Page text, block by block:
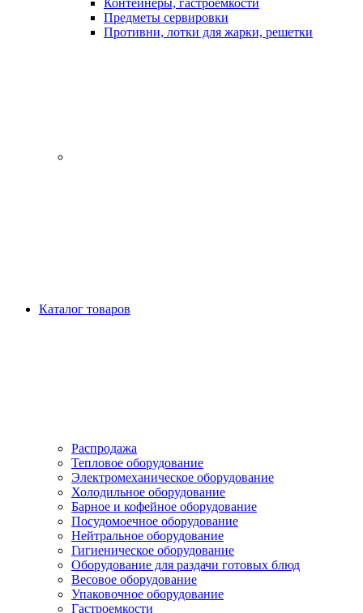
Контейнеры, гастроемкости
Предметы сервировки
Противни, лотки для жарки, решетки
Каталог товаров
Распродажа
Тепловое оборудование
Электромеханическое оборудование
Холодильное оборудование
Барное и кофейное оборудование
Посудомоечное оборудование
Нейтральное оборудование
Гигиеническое оборудование
Оборудование для раздачи готовых блюд
Весовое оборудование
Упаковочное оборудование
Гастроемкости